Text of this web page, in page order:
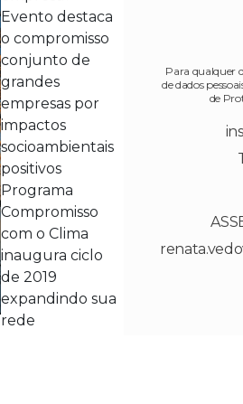
Evento destaca
o compromisso
conjunto de
grandes
empresas por
impactos
socioambientais
positivos
Programa
Compromisso
com o Clima
inaugura ciclo
de 2019
expandindo sua
rede
Para qualquer
de dados
de